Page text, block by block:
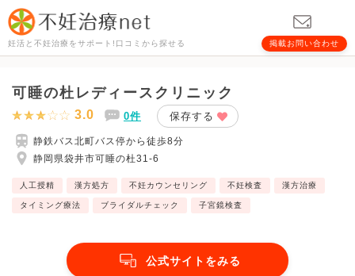
妊活と不妊治療をサポート!口コミから探せる 掲載お問い合わせ
可睡の杜レディースクリニック
3.0 0件 保存する
静鉄バス北町バス停から徒歩8分
静岡県袋井市可睡の杜31-6
人工授精 漢方処方 不妊カウンセリング 不妊検査 漢方治療
タイミング療法 ブライダルチェック 子宮鏡検査
公式サイトをみる